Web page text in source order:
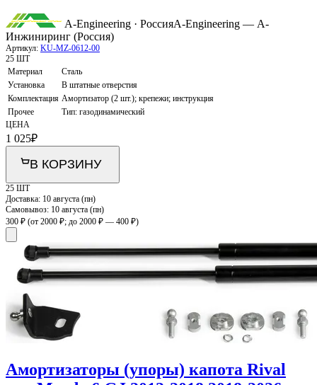
A-Engineering · РоссияA-Engineering — А-
Инжиниринг (Россия)
Артикул: KU-MZ-0612-00
25 ШТ
Материал
Сталь
Установка
В штатные отверстия
Комплектация Амортизатор (2 шт.); крепежи; инструкция
Прочее
Тип: газодинамический
ЦЕНА
1 025₽
В КОРЗИНУ
25 ШТ
Доставка: 10 августа (пн)
Самовывоз: 10 августа (пн)
300 ₽ (от 2000 ₽; до 2000 ₽ — 400 ₽)
Амортизаторы (упоры) капота Rival